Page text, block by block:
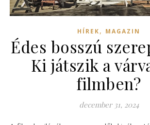
HÍREK, MAGAZIN
Édes bosszú
Ki játszik a
filmben?
december 31, 2024